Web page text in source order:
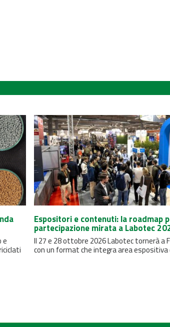
e
Espositori e contenuti: la roadmap
partecipazione mirata a Labotec
Il 27 e 28 ottobre 2026 Labotec tornerà a
con un format che integra area espositiva